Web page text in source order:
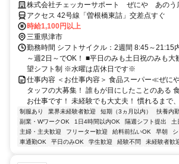
色やネイル色自由♪ピアスもOK♪
株式会社チェッカーサポート ぜにや あのう
アクセス 42号線「曽根橋東詰」交差点すぐ
時給1,100円以上
三重県津市
勤務時間 シフトサイクル：2週間 8:45～21:15
～週2日～でOK！ ■平日のみも土日祝のみも大
望シフト制 ※水曜は店休日です※
仕事内容 ＜お仕事内容＞ 食品スーパー≪ぜに
タッフの大募集！ 誰もが目にしたことのある
お仕事です！ 未経験でも大丈夫！ 慣れるまで
制服あり 業界未経験者歓迎 短期（3ヵ月以内） 扶養内
副業・WワークOK
1日4時間以内OK 隔週シフト提出
土
主婦・主夫歓迎
フリーター歓迎 給料前払いOK 早朝
車通勤OK
平日のみOK 学生歓迎 経験不問 未経験者歓